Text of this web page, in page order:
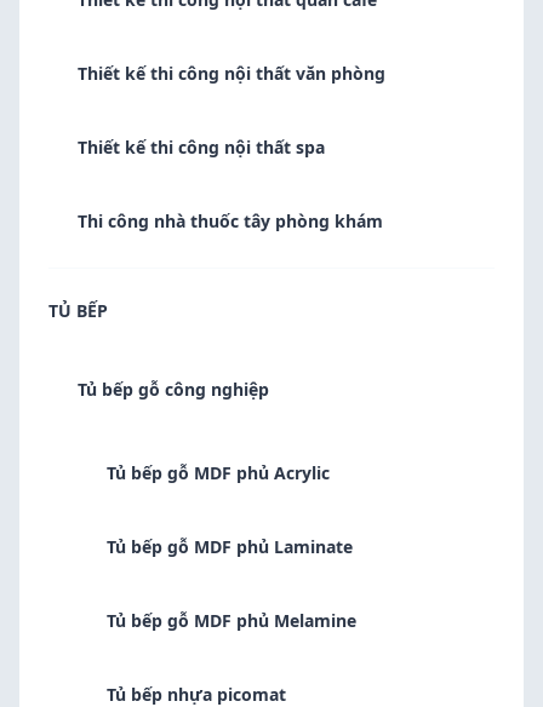
Thiết kế thi công nội thất văn phòng
Thiết kế thi công nội thất spa
Thi công nhà thuốc tây phòng khám
TỦ BẾP
Tủ bếp gỗ công nghiệp
Tủ bếp gỗ MDF phủ Acrylic
Tủ bếp gỗ MDF phủ Laminate
Tủ bếp gỗ MDF phủ Melamine
Tủ bếp nhựa picomat